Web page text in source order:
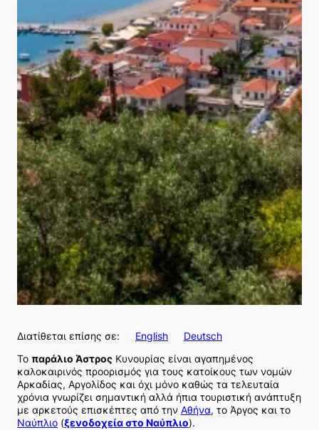
Διατίθεται επίσης σε: English
Deutsch
Το παράλιο Άστρος Κυνουρίας είναι αγαπημένος
καλοκαιρινός προορισμός για τους κατοίκους των νομών
Αρκαδίας, Αργολίδος και όχι μόνο καθώς τα τελευταία
χρόνια γνωρίζει σημαντική αλλά ήπια τουριστική ανάπτυξη
με αρκετούς επισκέπτες από την Αθήνα, το Άργος και το
Ναύπλιο (ξενοδοχεία στο Ναύπλιο).